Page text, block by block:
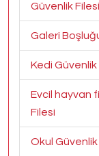
Güvenlik
Galeri
Kedi Güvenlik
Evcil hayvan
Filesi
Okul Güvenlik